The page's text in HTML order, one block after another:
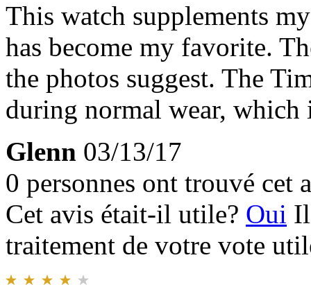
This watch supplements
has become my favorite.
the photos suggest. The
during normal wear,
Glenn 03/13/17
0 personnes ont trouvé cet
Cet avis était-il utile? Oui
traitement de votre vote